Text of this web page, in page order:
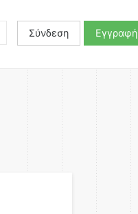
Σύνδεση Εγγραφή